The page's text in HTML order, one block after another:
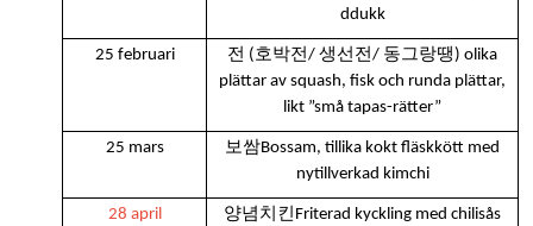
ddukk
25 februari 전 (호박전/ 생선전/ 동그랑땡 ) olika
plättar av squash, fisk och runda plättar,
likt ”små tapas-rätter”
25 mars 보쌈Bossam, tillika kokt fläskkött med
nytillverkad kimchi
28 april 양념치킨 Friterad kyckling med chilisås